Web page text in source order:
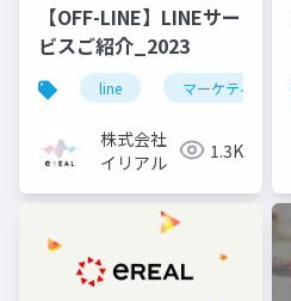
【OFF-LINE】LINEサー
ビスご紹介_2023
line マーケティング
株式会社
イリアル
1.3K